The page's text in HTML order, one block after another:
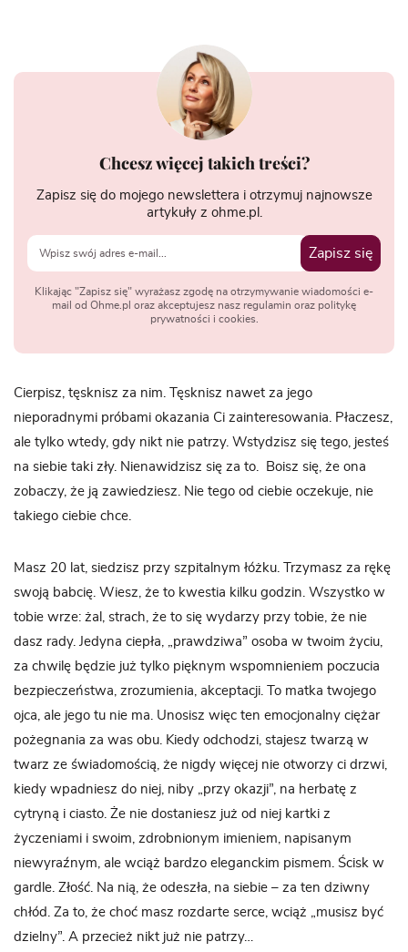
Chcesz więcej takich treści?
Zapisz się do mojego newslettera i otrzymuj najnowsze
artykuły z ohme.pl.
Zapisz się
Klikając "Zapisz się" wyrażasz zgodę na otrzymywanie wiadomości e-
mail od Ohme.pl oraz akceptujesz nasz regulamin oraz politykę
prywatności i cookies.
Cierpisz, tęsknisz za nim. Tęsknisz nawet za jego
nieporadnymi próbami okazania Ci zainteresowania. Płaczesz,
ale tylko wtedy, gdy nikt nie patrzy. Wstydzisz się tego, jesteś
na siebie taki zły. Nienawidzisz się za to. Boisz się, że ona
zobaczy, że ją zawiedziesz. Nie tego od ciebie oczekuje, nie
takiego ciebie chce.
Masz 20 lat, siedzisz przy szpitalnym łóżku. Trzymasz za rękę
swoją babcię. Wiesz, że to kwestia kilku godzin. Wszystko w
tobie wrze: żal, strach, że to się wydarzy przy tobie, że nie
dasz rady. Jedyna ciepła, „prawdziwa” osoba w twoim życiu,
za chwilę będzie już tylko pięknym wspomnieniem poczucia
bezpieczeństwa, zrozumienia, akceptacji. To matka twojego
ojca, ale jego tu nie ma. Unosisz więc ten emocjonalny ciężar
pożegnania za was obu. Kiedy odchodzi, stajesz twarzą w
twarz ze świadomością, że nigdy więcej nie otworzy ci drzwi,
kiedy wpadniesz do niej, niby „przy okazji”, na herbatę z
cytryną i ciasto. Że nie dostaniesz już od niej kartki z
życzeniami i swoim, zdrobnionym imieniem, napisanym
niewyraźnym, ale wciąż bardzo eleganckim pismem. Ścisk w
gardle. Złość. Na nią, że odeszła, na siebie – za ten dziwny
chłód. Za to, że choć masz rozdarte serce, wciąż „musisz być
dzielny”. A przecież nikt już nie patrzy…